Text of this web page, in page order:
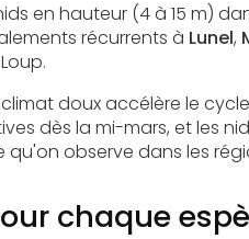
en hauteur (4 à 15 m)
récurrents à Lunel,
climat doux accélère le
dès la mi-mars, et les
qu'on observe dans les
chaque